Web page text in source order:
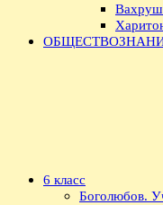
6 класс
Боголюбов.